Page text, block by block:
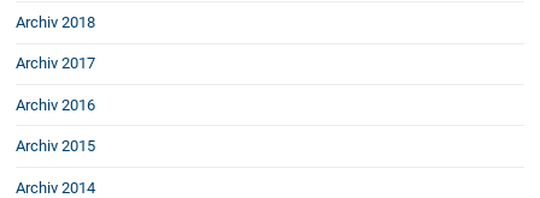
Schenkung von Immobilien
Checklisten: Haus-, Wohnungs- und
Grundstückkauf
Checkliste: Immobilienertragssteuer
Checkliste: Mietvertrag
Archiv 2018
Archiv 2017
Archiv 2016
Archiv 2015
Archiv 2014